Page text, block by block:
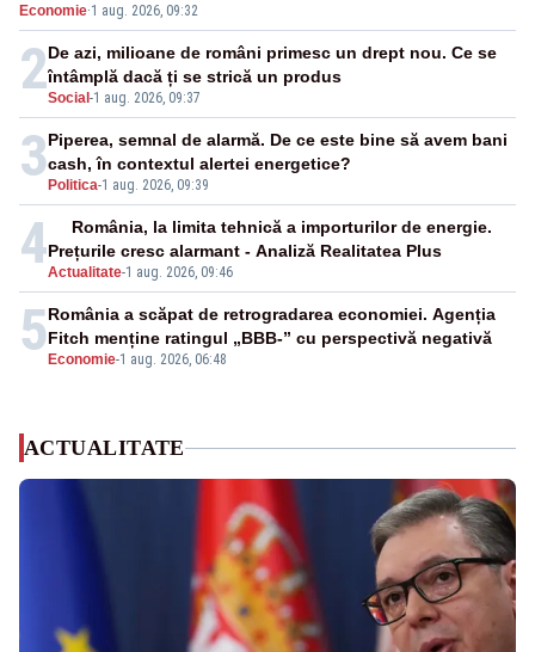
cunoscută de pe vremea lui Ceaușescu
Economie·1 aug. 2026, 09:32
2Social -1 aug. 2026, 09:37
De azi, milioane de români primesc un drept nou. Ce se
întâmplă dacă ți se strică un produs
3 Politica-1 aug. 2026, 09:39
Piperea, semnal de alarmă. De ce este bine să avem bani
cash, în contextul alertei energetice?
4Actualitate-1 aug. 2026, 09:46
România, la limita tehnică a importurilor de energie.
Prețurile cresc alarmant - Analiză Realitatea Plus
5 Economie-1 aug. 2026, 06:48
România a scăpat de retrogradarea economiei. Agenția
Fitch menține ratingul „BBB-” cu perspectivă negativă
ACTUALITATE